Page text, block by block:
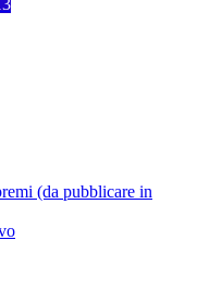
13
(da pubblicare in